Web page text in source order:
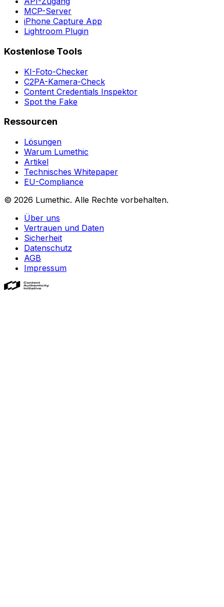
MCP-Server
iPhone Capture App
Lightroom Plugin
Kostenlose Tools
KI-Foto-Checker
C2PA-Kamera-Check
Content Credentials Inspektor
Spot the Fake
Ressourcen
Lösungen
Warum Lumethic
Artikel
Technisches Whitepaper
EU-Compliance
© 2026 Lumethic. Alle Rechte vorbehalten.
Über uns
Vertrauen und Daten
Sicherheit
Datenschutz
AGB
Impressum